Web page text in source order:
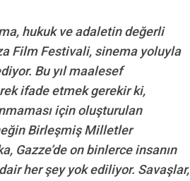
hukuk ve adaletin değerli
Film Festivali, sinema yoluyla
Bu yıl maalesef
ifade etmek gerekir ki,
için oluşturulan
Birleşmiş Milletler
Gazze’de on binlerce insanın
her şey yok ediliyor. Savaşlar,